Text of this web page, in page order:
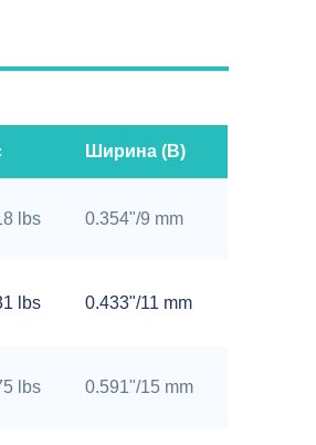
Ширина (B)
lbs 0.354"/9 mm
lbs 0.433"/11 mm
lbs 0.591"/15 mm